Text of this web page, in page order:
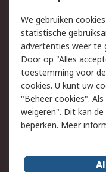
Track & Trace
Wettelijk
Cookiebeleid
Privacybeleid
Algemene
Over RS
We gebruiken
statistische
advertenties weer te
Door op "Alles
toestemming voor
cookies. U kunt uw
"Beheer cookies".
weigeren". Dit kan
beperken. Meer